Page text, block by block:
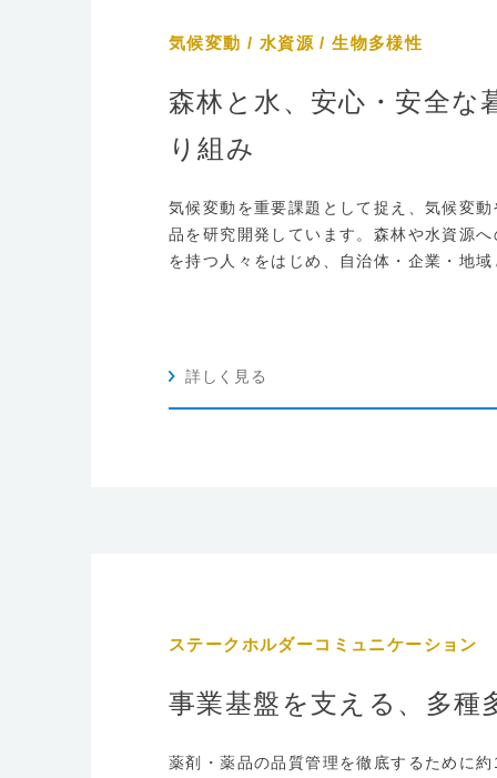
気候変動 / 水資源 / 生物多様性
森林と水、安心・安全な
り組み
気候変動を重要課題として捉え、気候変
品を研究開発しています。森林や水資源
を持つ人々をはじめ、自治体・企業・地
詳しく見る
ステークホルダーコミュニケーション
事業基盤を支える、多種
薬剤・薬品の品質管理を徹底するために